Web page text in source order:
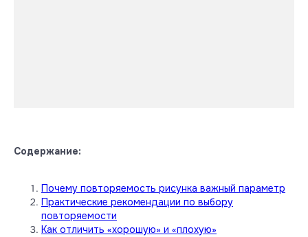
Содержание:
Почему повторяемость рисунка важный параметр
Практические рекомендации по выбору
повторяемости
Как отличить «хорошую» и «плохую»